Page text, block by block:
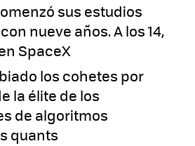
sus estudios
nueve años. A los 14,
SpaceX
los cohetes por
la élite de los
de algoritmos
quants